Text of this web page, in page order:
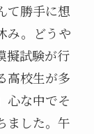
て勝手に想
み。どうや
擬試験が行
高校生が多
心な中でそ
ました。午